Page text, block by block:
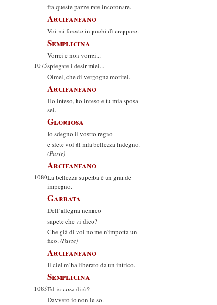
fra queste pazze rare incoronare.
Arcifanfano
Voi mi fareste in pochi dì creppare.
Semplicina
Vorrei e non vorrei...
1075spiegare i desir miei...
Oimei, che di vergogna morirei.
Arcifanfano
Ho inteso, ho inteso e tu mia sposa
sei.
Gloriosa
Io sdegno il vostro regno
e siete voi di mia bellezza indegno.
(Parte)
Arcifanfano
1080La bellezza superba è un grande
impegno.
Garbata
Dell’allegria nemico
sapete che vi dico?
Che già di voi no me n’importa un
fico.(Parte)
Arcifanfano
Il ciel m’ha liberato da un intrico.
Semplicina
1085Ed io cosa dirò?
Davvero io non lo so.